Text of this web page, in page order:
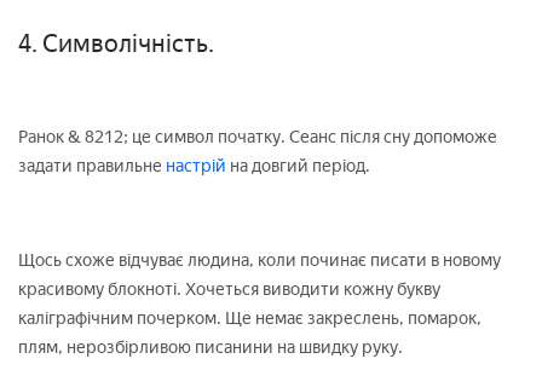
4. Символічність.
Ранок & 8212; це символ початку. Сеанс після сну допоможе
задати правильне настрій на довгий період.
Щось схоже відчуває людина, коли починає писати в новому
красивому блокноті. Хочеться виводити кожну букву
каліграфічним почерком. Ще немає закреслень, помарок,
плям, нерозбірливою писанини на швидку руку.